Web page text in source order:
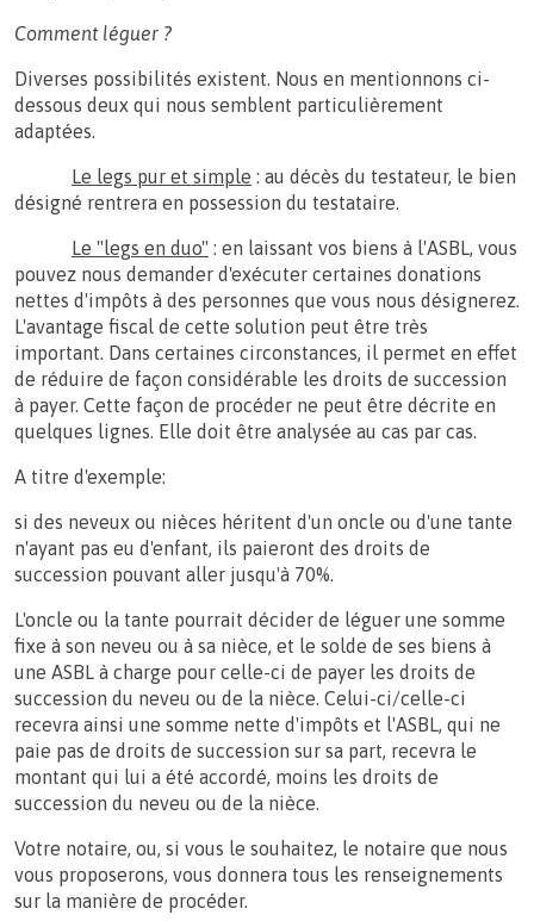
Comment léguer ?
Diverses possibilités existent. Nous en mentionnons ci-
dessous deux qui nous semblent particulièrement
adaptées.
Le legs pur et simple : au décès du testateur, le bien
désigné rentrera en possession du testataire.
Le "legs en duo" : en laissant vos biens à l'ASBL, vous
pouvez nous demander d'exécuter certaines donations
nettes d'impôts à des personnes que vous nous désignerez.
L'avantage fiscal de cette solution peut être très
important. Dans certaines circonstances, il permet en effet
de réduire de façon considérable les droits de succession
à payer. Cette façon de procéder ne peut être décrite en
quelques lignes. Elle doit être analysée au cas par cas.
A titre d'exemple:
si des neveux ou nièces héritent d'un oncle ou d'une tante
n'ayant pas eu d'enfant, ils paieront des droits de
succession pouvant aller jusqu'à 70%.
L'oncle ou la tante pourrait décider de léguer une somme
fixe à son neveu ou à sa nièce, et le solde de ses biens à
une ASBL à charge pour celle-ci de payer les droits de
succession du neveu ou de la nièce. Celui-ci/celle-ci
recevra ainsi une somme nette d'impôts et l'ASBL, qui ne
paie pas de droits de succession sur sa part, recevra le
montant qui lui a été accordé, moins les droits de
succession du neveu ou de la nièce.
Votre notaire, ou, si vous le souhaitez, le notaire que nous
vous proposerons, vous donnera tous les renseignements
sur la manière de procéder.